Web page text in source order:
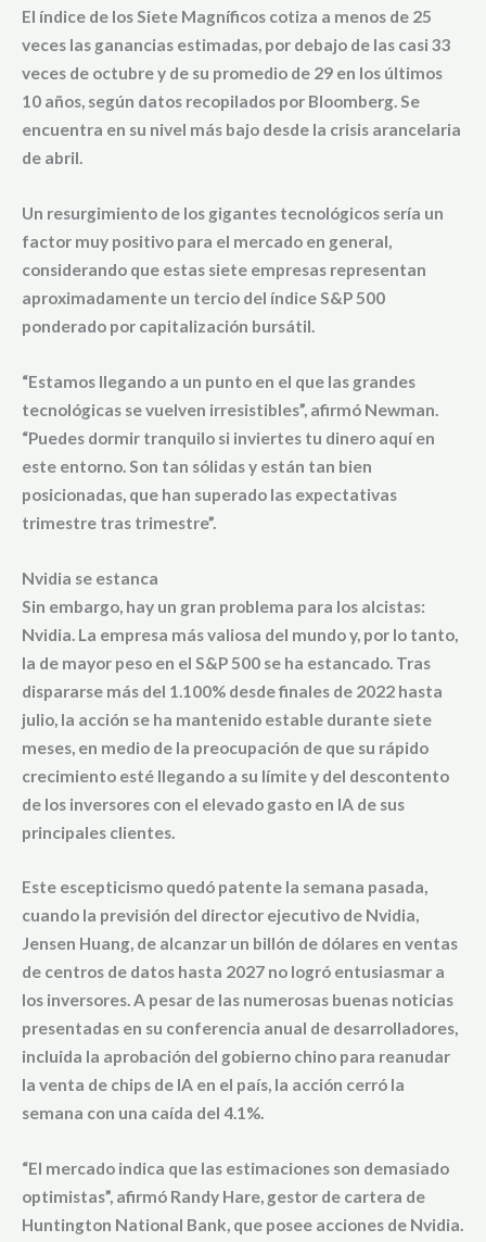
El índice de los Siete Magníficos cotiza a menos de 25
veces las ganancias estimadas, por debajo de las casi 33
veces de octubre y de su promedio de 29 en los últimos
10 años, según datos recopilados por Bloomberg. Se
encuentra en su nivel más bajo desde la crisis arancelaria
de abril.
Un resurgimiento de los gigantes tecnológicos sería un
factor muy positivo para el mercado en general,
considerando que estas siete empresas representan
aproximadamente un tercio del índice S&P 500
ponderado por capitalización bursátil.
“Estamos llegando a un punto en el que las grandes
tecnológicas se vuelven irresistibles”, afirmó Newman.
“Puedes dormir tranquilo si inviertes tu dinero aquí en
este entorno. Son tan sólidas y están tan bien
posicionadas, que han superado las expectativas
trimestre tras trimestre”.
Nvidia se estanca
Sin embargo, hay un gran problema para los alcistas:
Nvidia. La empresa más valiosa del mundo y, por lo tanto,
la de mayor peso en el S&P 500 se ha estancado. Tras
dispararse más del 1.100% desde finales de 2022 hasta
julio, la acción se ha mantenido estable durante siete
meses, en medio de la preocupación de que su rápido
crecimiento esté llegando a su límitey del descontento
de los inversores con el elevado gasto en IA de sus
principales clientes.
Este escepticismo quedó patente la semana pasada,
cuando la previsión del director ejecutivo de Nvidia,
Jensen Huang, de alcanzar un billón de dólares en ventas
de centros de datos hasta 2027 no logró entusiasmar a
los inversores. A pesar de las numerosas buenas noticias
presentadas en su conferencia anual de desarrolladores,
incluida la aprobación del gobierno chino para reanudar
la venta de chips de IA en el país, la acción cerró la
semana con una caída del 4.1%.
“El mercado indica que las estimaciones son demasiado
optimistas”, afirmó Randy Hare, gestor de cartera de
Huntington National Bank, que posee acciones de Nvidia.